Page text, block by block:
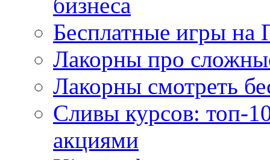
бизнеса
Бесплатные игры на
Лакорны про
Лакорны смотреть
Сливы курсов: топ-
акциями